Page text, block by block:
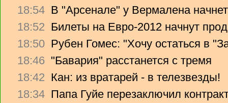
18:54 В "Арсенале" у Вермалена
18:52 Билеты на Евро-2012 начнут
18:50 Рубен Гомес: "Хочу остаться в
18:46 "Бавария" расстанется с тремя
18:42 Кан: из вратарей - в телезвезды!
18:34 Папа Гуйе перезаключил